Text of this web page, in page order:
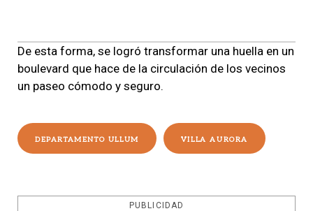
De esta forma, se logró transformar una huella en un
boulevard que hace de la circulación de los vecinos
un paseo cómodo y seguro.
DEPARTAMENTO ULLUM VILLA AURORA
PUBLICIDAD